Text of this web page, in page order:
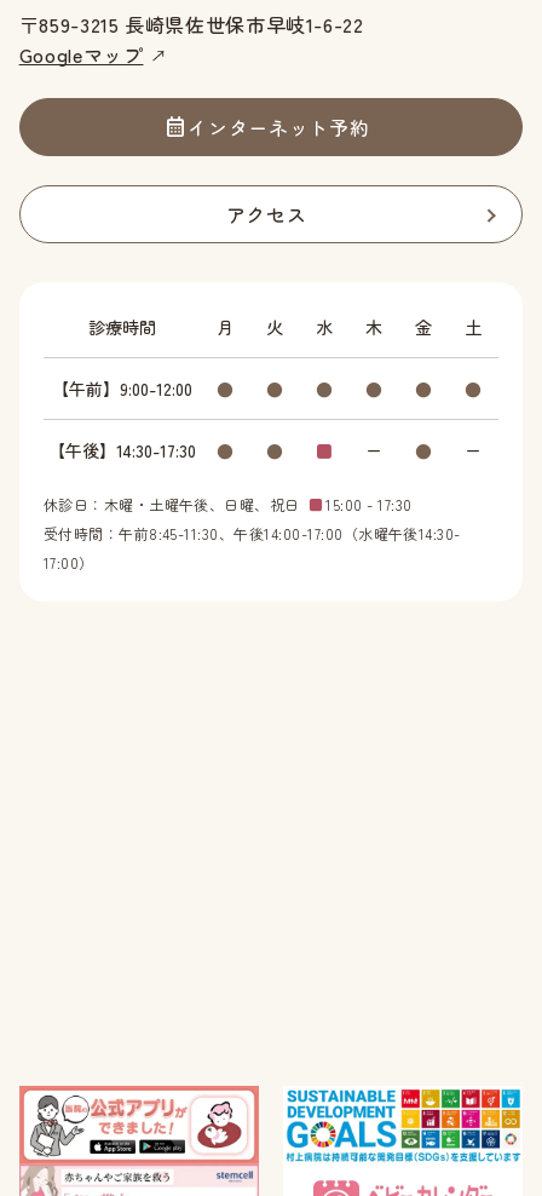
〒859-3215 長崎県佐世保市早岐1-6-22
Googleマップ
インターネット予約
アクセス
診療時間 月 火 水 木 金 土
【午前】9:00-12:00 ● ● ● ● ● ●
【午後】14:30-17:30 ● ● ■ ー ● ー
休診日：木曜・土曜午後、日曜、祝日 ■15:00 - 17:30
受付時間：午前8:45-11:30、午後14:00-17:00（水曜午後14:30-
17:00）